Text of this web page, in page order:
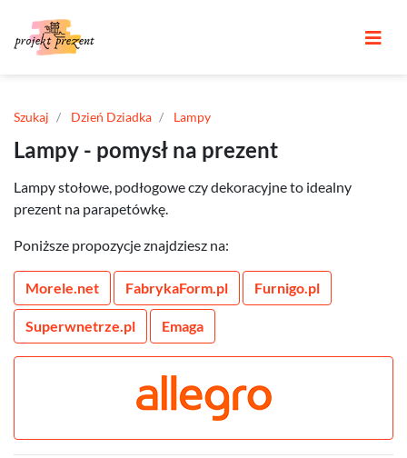
Szukaj Dzień Dziadka Lampy
Lampy - pomysł na prezent
Lampy stołowe, podłogowe czy dekoracyjne to idealny
prezent na parapetówkę.
Poniższe propozycje znajdziesz na:
Morele.net FabrykaForm.pl Furnigo.pl
Superwnetrze.pl Emaga